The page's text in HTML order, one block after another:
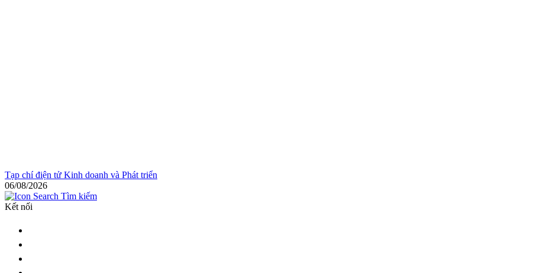
Tạp chí điện tử Kinh doanh và Phát triển
06/08/2026
Tìm kiếm
Kết nối